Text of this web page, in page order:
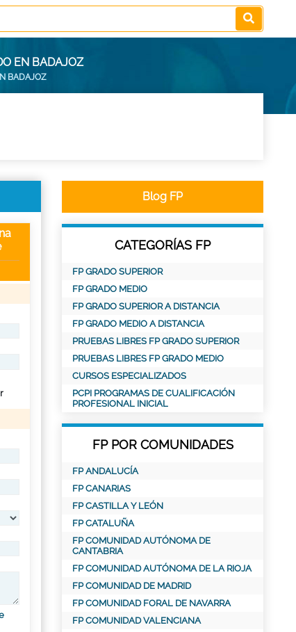
EN BADAJOZ
BADAJOZ
Blog FP
CATEGORÍAS FP
FP GRADO SUPERIOR
FP GRADO MEDIO
FP GRADO SUPERIOR A DISTANCIA
FP GRADO MEDIO A DISTANCIA
PRUEBAS LIBRES FP GRADO SUPERIOR
PRUEBAS LIBRES FP GRADO MEDIO
CURSOS ESPECIALIZADOS
PCPI PROGRAMAS DE CUALIFICACIÓN
PROFESIONAL INICIAL
FP POR COMUNIDADES
FP ANDALUCÍA
FP CANARIAS
FP CASTILLA Y LEÓN
FP CATALUÑA
FP COMUNIDAD AUTÓNOMA DE
CANTABRIA
FP COMUNIDAD AUTÓNOMA DE LA RIOJA
FP COMUNIDAD DE MADRID
FP COMUNIDAD FORAL DE NAVARRA
FP COMUNIDAD VALENCIANA